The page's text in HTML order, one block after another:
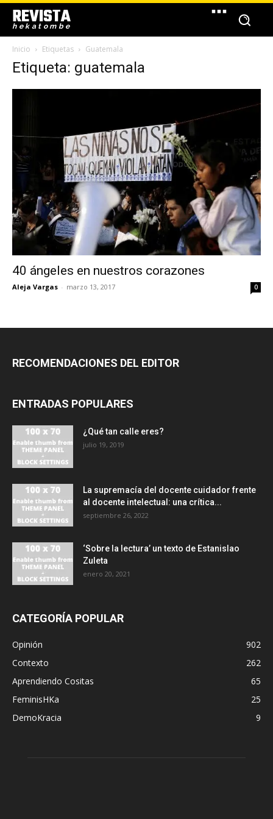
REVISTA
hekatombe
Inicio Etiquetas Guatemala
Etiqueta: guatemala
40 ángeles en nuestros corazones
Aleja Vargas - marzo 13, 2017 0
RECOMENDACIONES DEL EDITOR
ENTRADAS POPULARES
¿Qué tan calle eres?
julio 19, 2019
La supremacía del docente cuidador frente
al docente intelectual: una crítica...
septiembre 26, 2022
‘Sobre la lectura’ un texto de Estanislao
Zuleta
enero 20, 2021
CATEGORÍA POPULAR
Opinión
902
Contexto
262
Aprendiendo Cositas
65
FeminisHKa
25
DemoKracia
9